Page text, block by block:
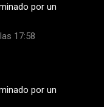
por un
17:58
por un